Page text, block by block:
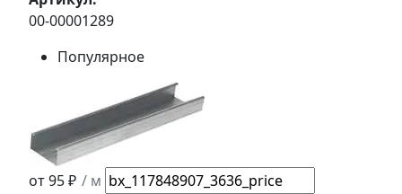
00-00001289
Популярное
от 95 ₽ / м